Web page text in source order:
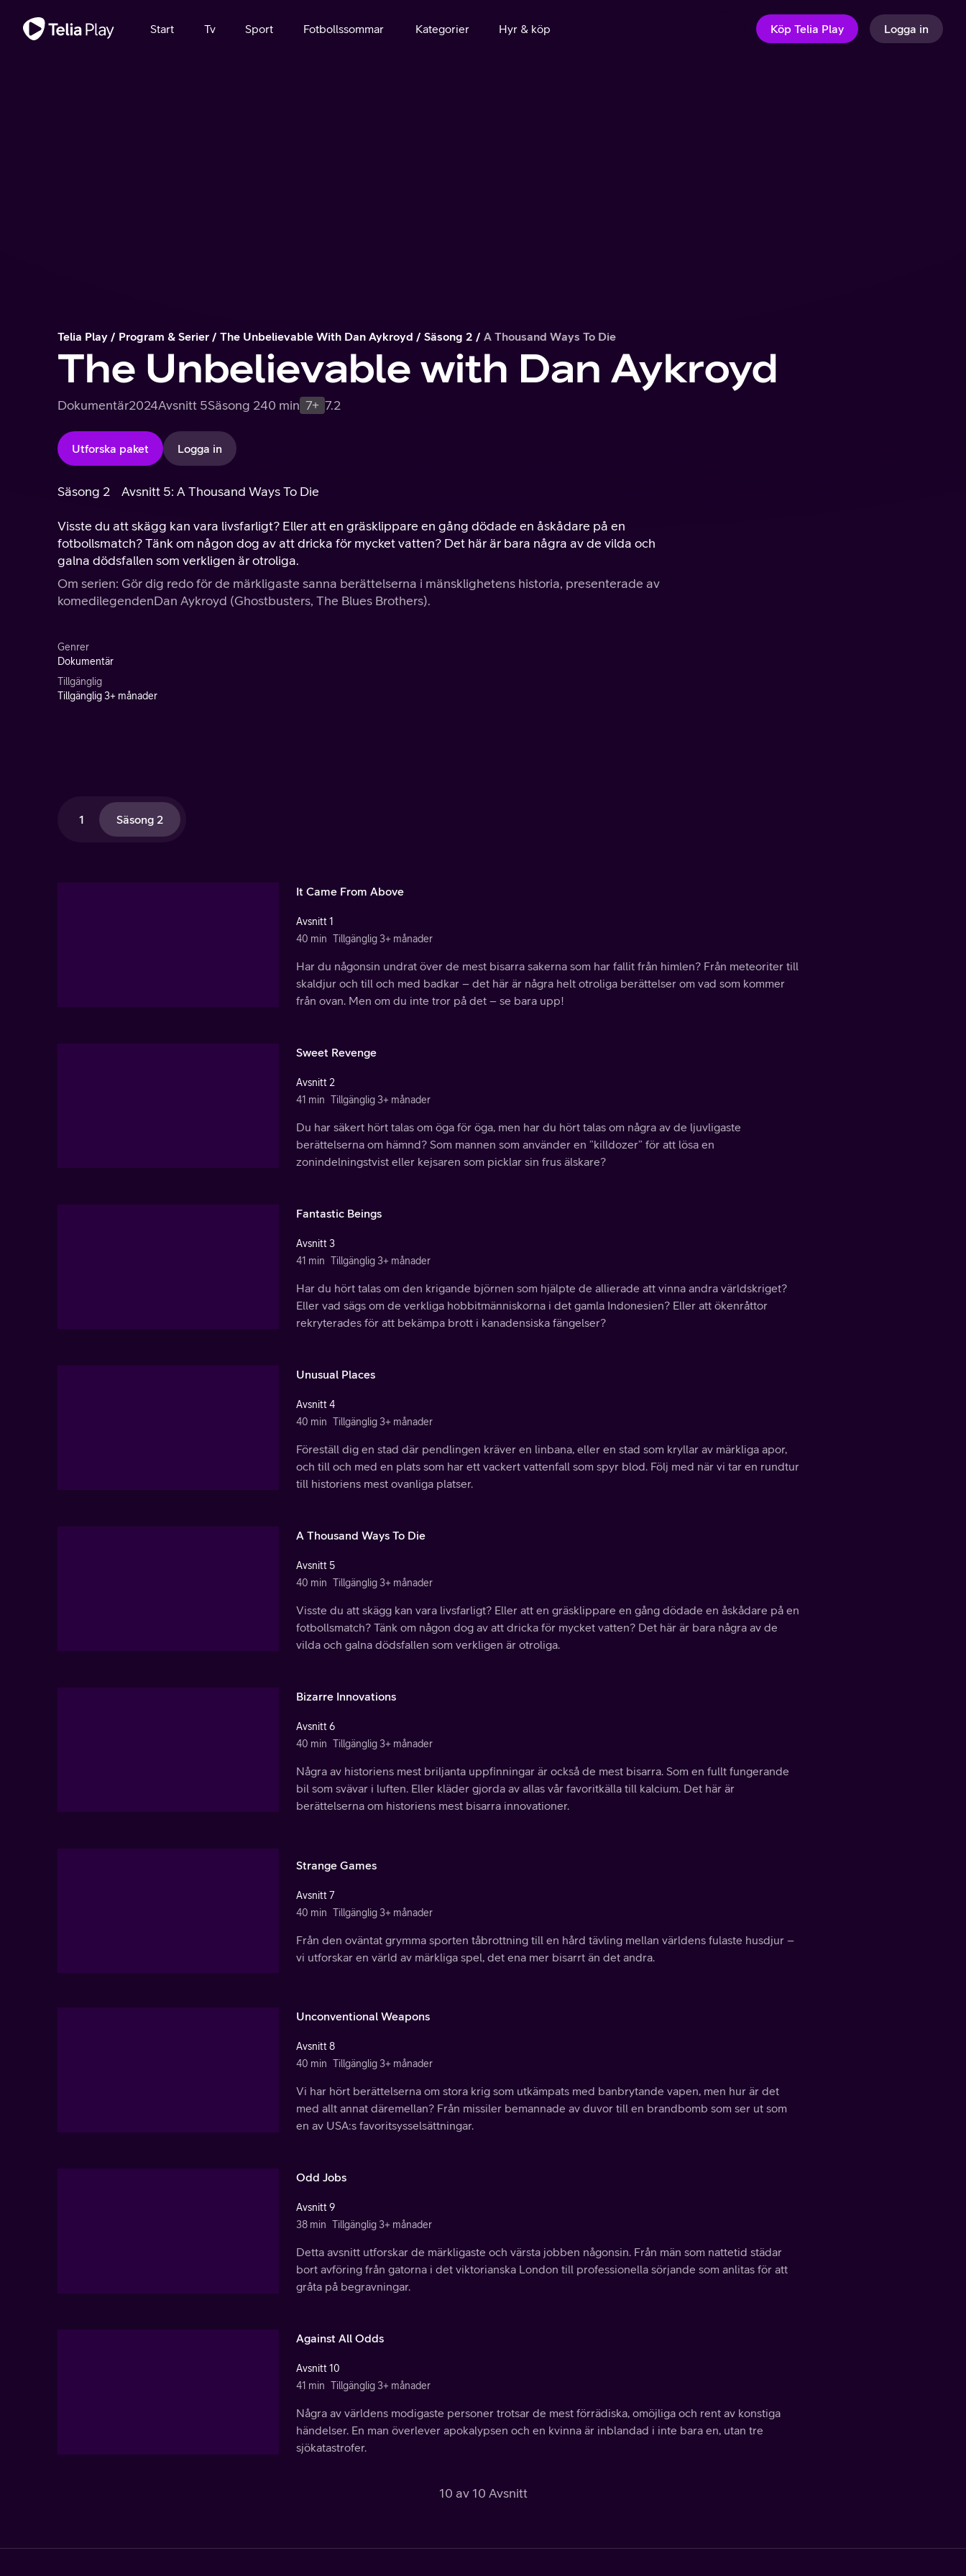
Start Tv Sport Fotbollssommar Kategorier Hyr & köp Köp Telia Play Logga in
Telia Play Program & Serier The Unbelievable With Dan Aykroyd Säsong 2 A Thousand Ways To Die
The Unbelievable with Dan Aykroyd
Dokumentär2024Avsnitt 5Säsong 240 min 7+ 7.2
Utforska paket Logga in
Säsong 2 Avsnitt 5: A Thousand Ways To Die
Visste du att skägg kan vara livsfarligt? Eller att en gräsklippare en gång dödade en åskådare på en
fotbollsmatch? Tänk om någon dog av att dricka för mycket vatten? Det här är bara några av de vilda och
galna dödsfallen som verkligen är otroliga.
Om serien: Gör dig redo för de märkligaste sanna berättelserna i mänsklighetens historia, presenterade av
komedilegendenDan Aykroyd (Ghostbusters, The Blues Brothers).
Genrer
Dokumentär
Tillgänglig
Tillgänglig 3+ månader
1 Säsong 2
It Came From Above
Avsnitt 1
40 min Tillgänglig 3+ månader
Har du någonsin undrat över de mest bisarra sakerna som har fallit från himlen? Från meteoriter till
skaldjur och till och med badkar – det här är några helt otroliga berättelser om vad som kommer
från ovan. Men om du inte tror på det – se bara upp!
Sweet Revenge
Avsnitt 2
41 min Tillgänglig 3+ månader
Du har säkert hört talas om öga för öga, men har du hört talas om några av de ljuvligaste
berättelserna om hämnd? Som mannen som använder en ”killdozer” för att lösa en
zonindelningstvist eller kejsaren som picklar sin frus älskare?
Fantastic Beings
Avsnitt 3
41 min Tillgänglig 3+ månader
Har du hört talas om den krigande björnen som hjälpte de allierade att vinna andra världskriget?
Eller vad sägs om de verkliga hobbitmänniskorna i det gamla Indonesien? Eller att ökenråttor
rekryterades för att bekämpa brott i kanadensiska fängelser?
Unusual Places
Avsnitt 4
40 min Tillgänglig 3+ månader
Föreställ dig en stad där pendlingen kräver en linbana, eller en stad som kryllar av märkliga apor,
och till och med en plats som har ett vackert vattenfall som spyr blod. Följ med när vi tar en rundtur
till historiens mest ovanliga platser.
A Thousand Ways To Die
Avsnitt 5
40 min Tillgänglig 3+ månader
Visste du att skägg kan vara livsfarligt? Eller att en gräsklippare en gång dödade en åskådare på en
fotbollsmatch? Tänk om någon dog av att dricka för mycket vatten? Det här är bara några av de
vilda och galna dödsfallen som verkligen är otroliga.
Bizarre Innovations
Avsnitt 6
40 min Tillgänglig 3+ månader
Några av historiens mest briljanta uppfinningar är också de mest bisarra. Som en fullt fungerande
bil som svävar i luften. Eller kläder gjorda av allas vår favoritkälla till kalcium. Det här är
berättelserna om historiens mest bisarra innovationer.
Strange Games
Avsnitt 7
40 min Tillgänglig 3+ månader
Från den oväntat grymma sporten tåbrottning till en hård tävling mellan världens fulaste husdjur –
vi utforskar en värld av märkliga spel, det ena mer bisarrt än det andra.
Unconventional Weapons
Avsnitt 8
40 min Tillgänglig 3+ månader
Vi har hört berättelserna om stora krig som utkämpats med banbrytande vapen, men hur är det
med allt annat däremellan? Från missiler bemannade av duvor till en brandbomb som ser ut som
en av USA:s favoritsysselsättningar.
Odd Jobs
Avsnitt 9
38 min Tillgänglig 3+ månader
Detta avsnitt utforskar de märkligaste och värsta jobben någonsin. Från män som nattetid städar
bort avföring från gatorna i det viktorianska London till professionella sörjande som anlitas för att
gråta på begravningar.
Against All Odds
Avsnitt 10
41 min Tillgänglig 3+ månader
Några av världens modigaste personer trotsar de mest förrädiska, omöjliga och rent av konstiga
händelser. En man överlever apokalypsen och en kvinna är inblandad i inte bara en, utan tre
sjökatastrofer.
10 av 10 Avsnitt